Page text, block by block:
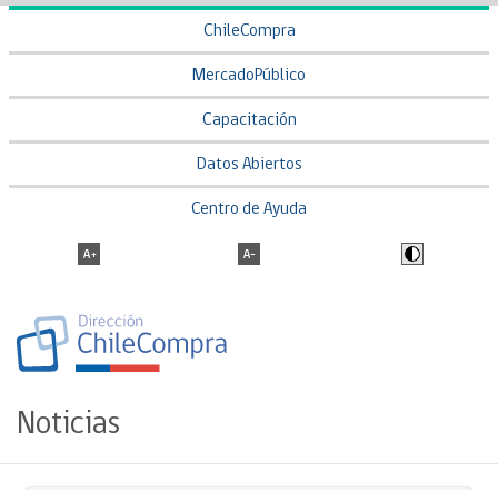
ChileCompra
MercadoPúblico
Capacitación
Datos Abiertos
Centro de Ayuda
Noticias